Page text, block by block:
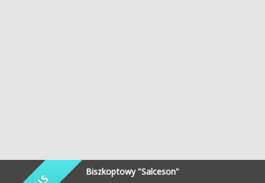
Biszkoptowy "Salceson"